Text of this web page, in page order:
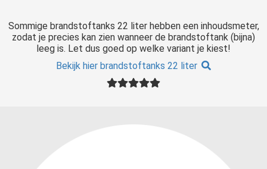
Sommige brandstoftanks 22 liter hebben een inhoudsmeter,
zodat je precies kan zien wanneer de brandstoftank (bijna)
leeg is. Let dus goed op welke variant je kiest!
Bekijk hier brandstoftanks 22 liter